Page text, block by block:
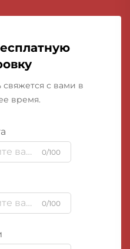
с вами в
время.
0/100
0/100